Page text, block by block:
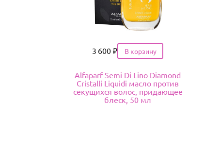
Цена
3 600 ₽
Alfaparf Semi Di Lino Diamond
Cristalli Liquidi масло против
секущихся волос, придающее
блеск, 50 мл